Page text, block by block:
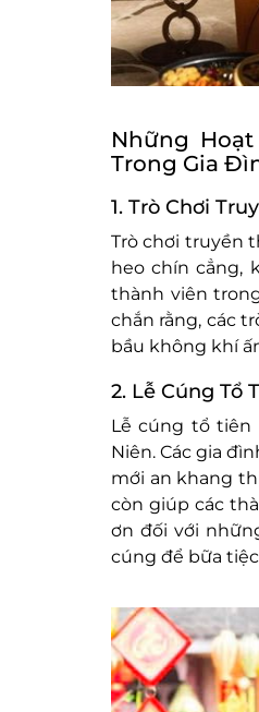
Những
Trong Gia
1. Trò Chơi
Trò chơi truyền
heo chín cẳng,
thành viên
chắn rằng, các
bầu không khí
2. Lễ Cúng Tổ
Lễ cúng tổ
Niên. Các gia
mới an khang
còn giúp các
ơn đối với
cúng để bữa